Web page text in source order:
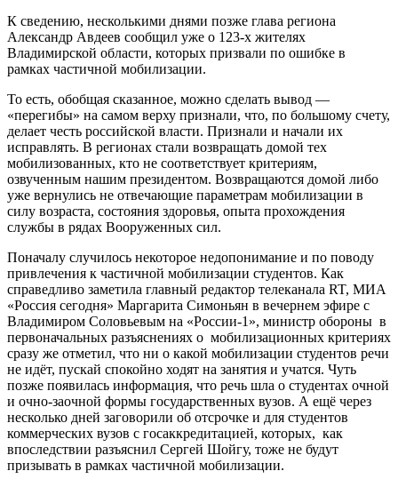
К сведению, несколькими днями позже глава региона
Александр Авдеев сообщил уже о 123-х жителях
Владимирской области, которых призвали по ошибке в
рамках частичной мобилизации.
То есть, обобщая сказанное, можно сделать вывод —
«перегибы» на самом верху признали, что, по большому счету,
делает честь российской власти. Признали и начали их
исправлять. В регионах стали возвращать домой тех
мобилизованных, кто не соответствует критериям,
озвученным нашим президентом. Возвращаются домой либо
уже вернулись не отвечающие параметрам мобилизации в
силу возраста, состояния здоровья, опыта прохождения
службы в рядах Вооруженных сил.
Поначалу случилось некоторое недопонимание и по поводу
привлечения к частичной мобилизации студентов. Как
справедливо заметила главный редактор телеканала RT, МИА
«Россия сегодня» Маргарита Симоньян в вечернем эфире с
Владимиром Соловьевым на «России-1», министр обороны в
первоначальных разъяснениях о мобилизационных критериях
сразу же отметил, что ни о какой мобилизации студентов речи
не идёт, пускай спокойно ходят на занятия и учатся. Чуть
позже появилась информация, что речь шла о студентах очной
и очно-заочной формы государственных вузов. А ещё через
несколько дней заговорили об отсрочке и для студентов
коммерческих вузов с госаккредитацией, которых, как
впоследствии разъяснил Сергей Шойгу, тоже не будут
призывать в рамках частичной мобилизации.